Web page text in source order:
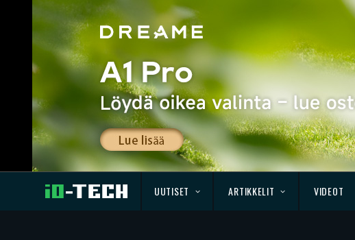
UUTISET ARTIKKELIT VIDEOT